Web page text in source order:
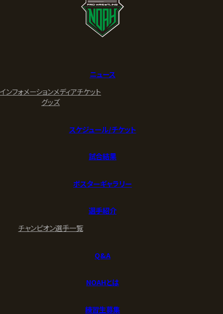
ニュース
インフォメーションメディアチケット
グッズ
スケジュール/チケット
試合結果
ポスターギャラリー
選手紹介
チャンピオン選手一覧
Q&A
NOAHとは
練習生募集